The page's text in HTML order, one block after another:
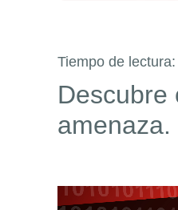
Tiempo de lectura:
Descubre
amenaza.